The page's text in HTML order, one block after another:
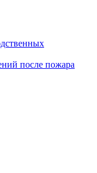
после пожара